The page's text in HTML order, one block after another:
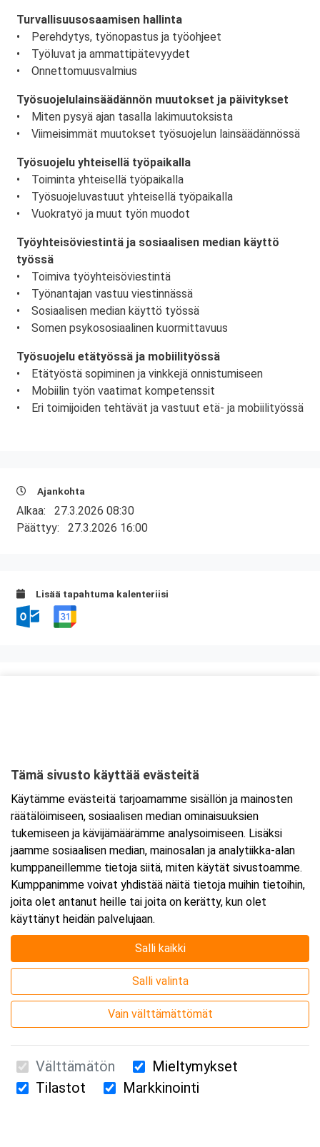
Turvallisuusosaamisen hallinta
• Perehdytys, työnopastus ja työohjeet
• Työluvat ja ammattipätevyydet
• Onnettomuusvalmius
Työsuojelulainsäädännön muutokset ja päivitykset
• Miten pysyä ajan tasalla lakimuutoksista
• Viimeisimmät muutokset työsuojelun lainsäädännössä
Työsuojelu yhteisellä työpaikalla
• Toiminta yhteisellä työpaikalla
• Työsuojeluvastuut yhteisellä työpaikalla
• Vuokratyö ja muut työn muodot
Työyhteisöviestintä ja sosiaalisen median käyttö
työssä
• Toimiva työyhteisöviestintä
• Työnantajan vastuu viestinnässä
• Sosiaalisen median käyttö työssä
• Somen psykososiaalinen kuormittavuus
Työsuojelu etätyössä ja mobiilityössä
• Etätyöstä sopiminen ja vinkkejä onnistumiseen
• Mobiilin työn vaatimat kompetenssit
• Eri toimijoiden tehtävät ja vastuut etä- ja mobiilityössä
Ajankohta
Alkaa: 27.3.2026 08:30
Päättyy: 27.3.2026 16:00
Lisää tapahtuma kalenteriisi
Tarkempi kartta ja ajo-ohjeet
Suomen Ensiapukoulutus Oy / Valimotie 21 / 00380 Helsinki
Tämä sivusto käyttää evästeitä
Käytämme evästeitä tarjoamamme sisällön ja mainosten
räätälöimiseen, sosiaalisen median ominaisuuksien
tukemiseen ja kävijämäärämme analysoimiseen. Lisäksi
jaamme sosiaalisen median, mainosalan ja analytiikka-alan
kumppaneillemme tietoja siitä, miten käytät sivustoamme.
Kumppanimme voivat yhdistää näitä tietoja muihin tietoihin,
joita olet antanut heille tai joita on kerätty, kun olet
käyttänyt heidän palvelujaan.
Salli kaikki
Salli valinta
Vain välttämättömät
Välttämätön
Mieltymykset
Tilastot
Markkinointi